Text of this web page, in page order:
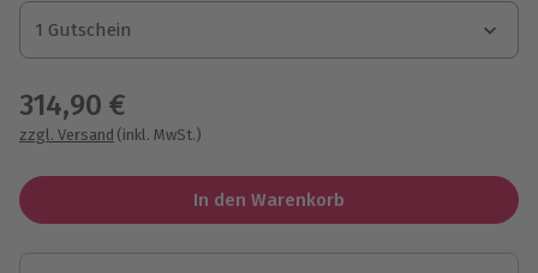
1 Gutschein
1 Gutschein
1 Gutschein
314,90 €
zzgl. Versand (inkl. MwSt.)
In den Warenkorb